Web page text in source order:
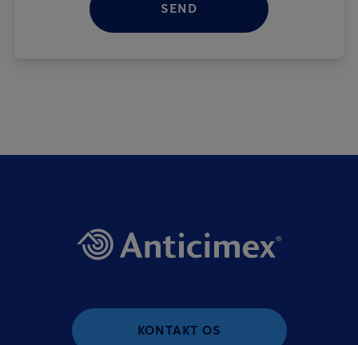
SEND
KONTAKT OS